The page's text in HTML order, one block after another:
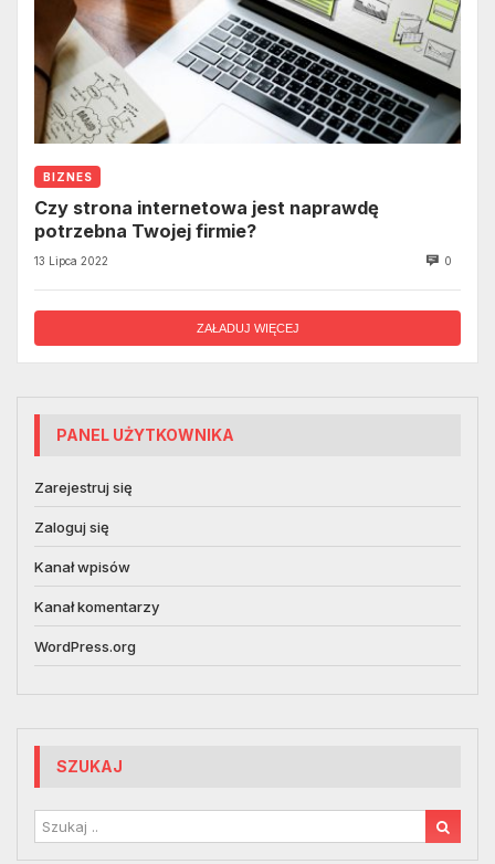
BIZNES
Czy strona internetowa jest naprawdę
potrzebna Twojej firmie?
13 Lipca 2022 0
ZAŁADUJ WIĘCEJ
PANEL UŻYTKOWNIKA
Zarejestruj się
Zaloguj się
Kanał wpisów
Kanał komentarzy
WordPress.org
SZUKAJ